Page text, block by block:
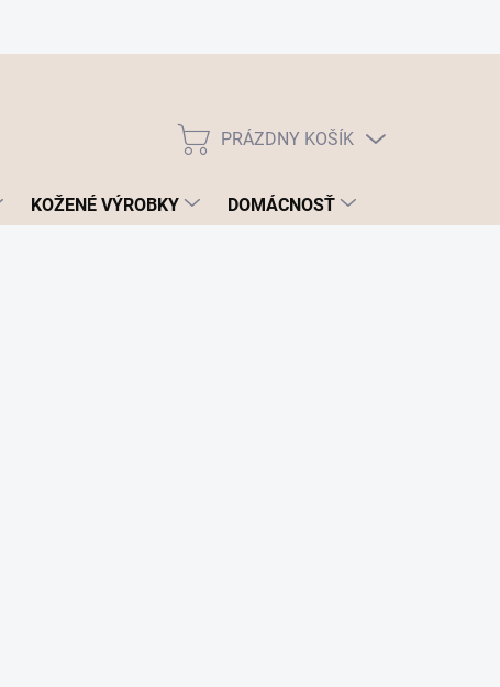
NÁKUPNÝ
PRÁZDNY KOŠÍK
KOŽENÉ VÝROBKY DOMÁCNOSŤ